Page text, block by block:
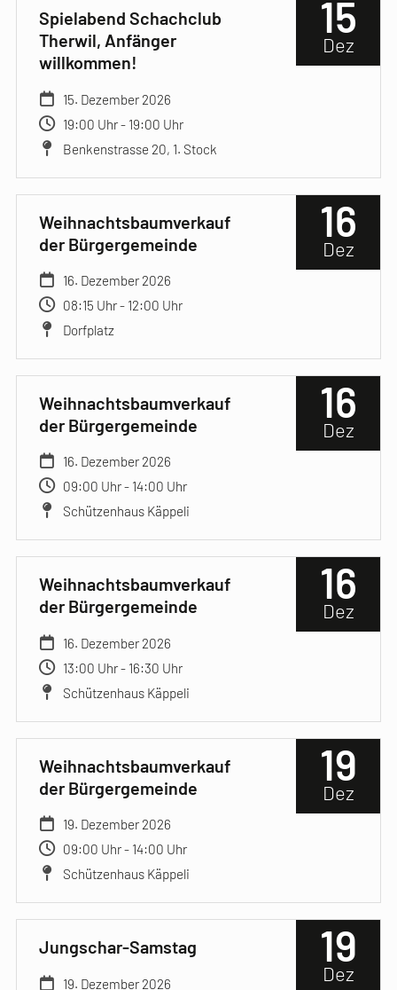
15
Dez
Spielabend Schachclub
Therwil, Anfänger
willkommen!
15. Dezember 2026
19:00 Uhr - 19:00 Uhr
Benkenstrasse 20, 1. Stock
16
Dez
Weihnachtsbaumverkauf
der Bürgergemeinde
16. Dezember 2026
08:15 Uhr - 12:00 Uhr
Dorfplatz
16
Dez
Weihnachtsbaumverkauf
der Bürgergemeinde
16. Dezember 2026
09:00 Uhr - 14:00 Uhr
Schützenhaus Käppeli
16
Dez
Weihnachtsbaumverkauf
der Bürgergemeinde
16. Dezember 2026
13:00 Uhr - 16:30 Uhr
Schützenhaus Käppeli
19
Dez
Weihnachtsbaumverkauf
der Bürgergemeinde
19. Dezember 2026
09:00 Uhr - 14:00 Uhr
Schützenhaus Käppeli
19
Dez
Jungschar-Samstag
19. Dezember 2026